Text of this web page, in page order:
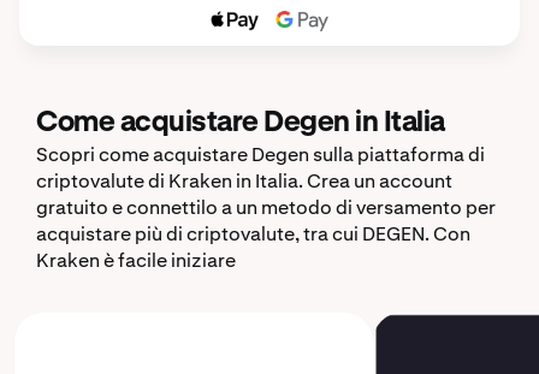
Come acquistare Degen in Italia
Scopri come acquistare Degen sulla piattaforma di
criptovalute di Kraken in Italia. Crea un account
gratuito e connettilo a un metodo di versamento per
acquistare più di criptovalute, tra cui DEGEN. Con
Kraken è facile iniziare